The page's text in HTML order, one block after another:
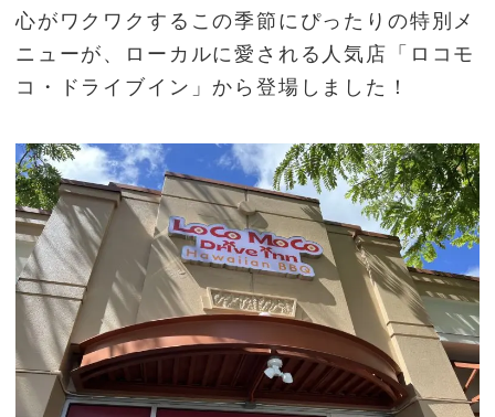
心がワクワクするこの季節にぴったりの特別メ
ニューが、ローカルに愛される人気店「ロコモ
コ・ドライブイン」から登場しました！